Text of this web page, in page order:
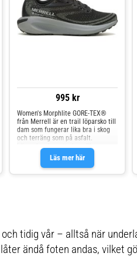
995 kr
Läs mer här
Women's Morphlite GORE-TEX®
från Merrell är en trail löparsko till
dam som fungerar lika bra i skog
och terräng som på asfalt.
Löparskon har ett skum för en
bättre komfort, placerat ovanpå ett
klackmönster som är gjort för
hårdare underlag. GORE-TEX®
fotbäddsöverdraget 50 %
återvunnen EVA-skum fotbädd som
är avtagbar Klibbig yttersula i
gummi för stabilare grepp
tidig vår – alltså när
ändå foten andas, vilket